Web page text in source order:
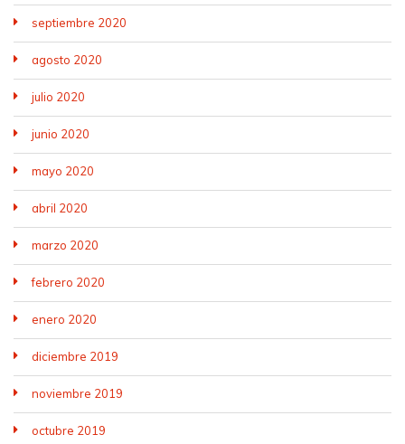
septiembre 2020
agosto 2020
julio 2020
junio 2020
mayo 2020
abril 2020
marzo 2020
febrero 2020
enero 2020
diciembre 2019
noviembre 2019
octubre 2019